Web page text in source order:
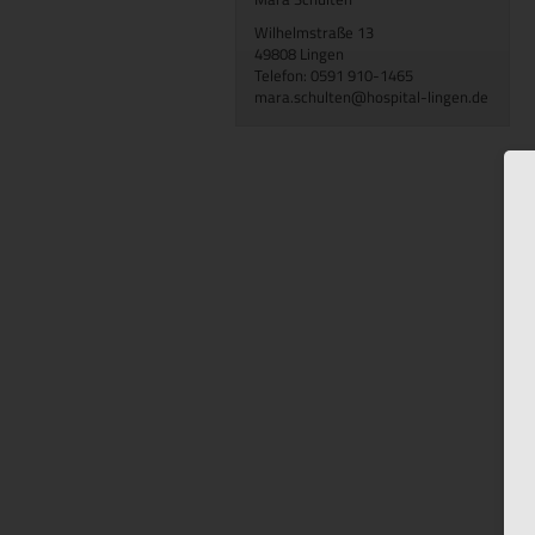
Wilhelmstraße 13
49808 Lingen
Telefon: 0591 910-1465
mara.schulten@hospital-lingen.de